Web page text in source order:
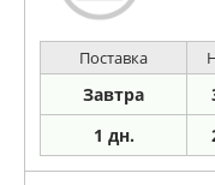
Поставка
Завтра
1 дн.